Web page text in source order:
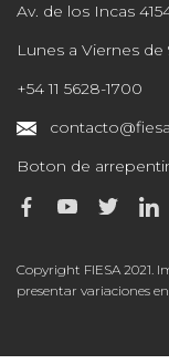
Av. de los Incas
Lunes a Viernes de
+54 11 5628-1700
Boton de
Copyright FIESA 2021.
presentar variaciones